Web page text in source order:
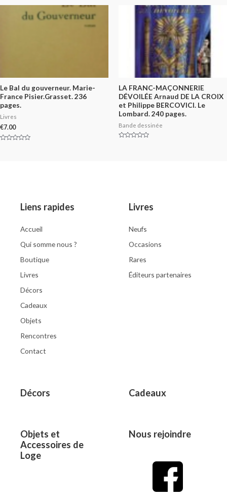
of
Le Bal du gouverneur. Marie-
France Pisier.Grasset. 236
pages.
Livres
€7.00
LA FRANC-MAÇONNERIE
DÉVOILÉE Arnaud DE LA CROIX
et Philippe BERCOVICI. Le
Lombard. 240 pages.
Bande dessinée
Liens rapides
Accueil
Qui somme nous ?
Boutique
Livres
Décors
Cadeaux
Objets
Rencontres
Contact
Livres
Neufs
Occasions
Rares
Éditeurs partenaires
Décors Cadeaux
Objets et
Accessoires de
Loge
Nous rejoindre